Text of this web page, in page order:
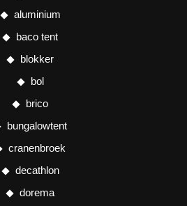
aluminium
baco tent
blokker
bol
brico
bungalowtent
cranenbroek
decathlon
dorema